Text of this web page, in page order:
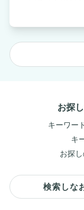
お探
キーワー
キ
お探
検索しな